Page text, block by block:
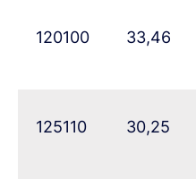
120100 33,46
125110 30,25